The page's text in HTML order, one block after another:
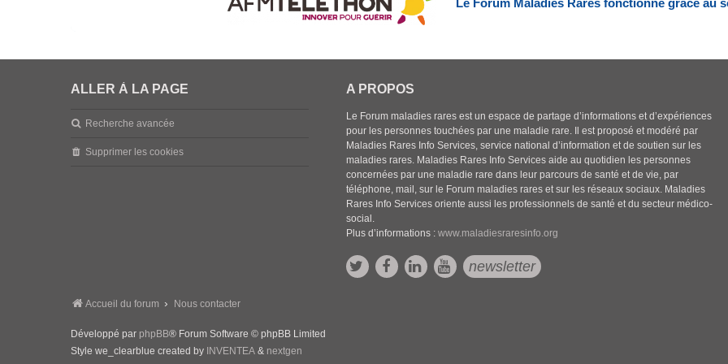
Le Forum Maladies Rares fonctionne grâce au
ALLER À LA PAGE
Recherche avancée
Supprimer les cookies
A PROPOS
Le Forum maladies rares est un espace de partage d’informations et d’expériences
pour les personnes touchées par une maladie rare. Il est proposé et modéré par
Maladies Rares Info Services, service national d’information et de soutien sur les
maladies rares. Maladies Rares Info Services aide au quotidien les personnes
concernées par une maladie rare dans leur parcours de santé et de vie, par
téléphone, mail, sur le Forum maladies rares et sur les réseaux sociaux. Maladies
Rares Info Services oriente aussi les professionnels de santé et du secteur médico-
social.
Plus d’informations :www.maladiesraresinfo.org
newsletter
Accueil du forum Nous contacter
Développé par phpBB® Forum Software © phpBB Limited
Style we_clearblue created by INVENTEA & nextgen